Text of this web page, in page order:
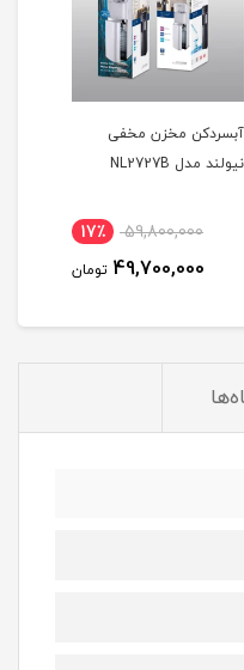
آبسردکن مخزن مخفی
نیولند مدل NL2727B
59,800,000 17٪
49,700,000 تومان